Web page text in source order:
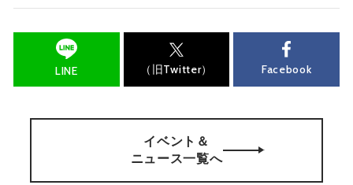
LINE （旧Twitter） Facebook
イベント＆
ニュース一覧へ